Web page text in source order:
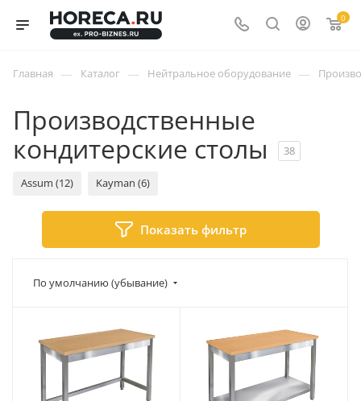
0
Главная — Каталог — Нейтральное оборудование —
Производственные
кондитерские столы
38
Assum (12) Kayman (6)
Показать фильтр
По умолчанию (убывание)